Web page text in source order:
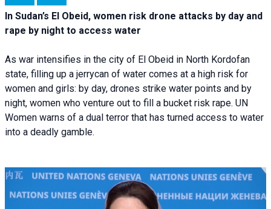
In Sudan’s El Obeid, women risk drone attacks by day and
rape by night to access water
As war intensifies in the city of El Obeid in North Kordofan
state, filling up a jerrycan of water comes at a high risk for
women and girls: by day, drones strike water points and by
night, women who venture out to fill a bucket risk rape. UN
Women warns of a dual terror that has turned access to water
into a deadly gamble.